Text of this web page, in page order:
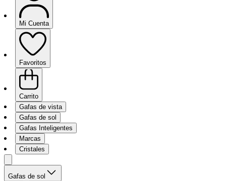
Mi Cuenta
Favoritos
Carrito
Gafas de vista
Gafas de sol
Gafas Inteligentes
Marcas
Cristales
Gafas de sol